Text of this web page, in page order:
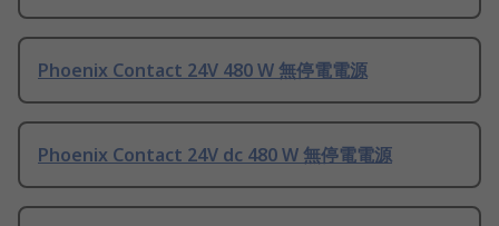
Phoenix Contact 24V 480 W 無停電電源
Phoenix Contact 24V dc 480 W 無停電電源